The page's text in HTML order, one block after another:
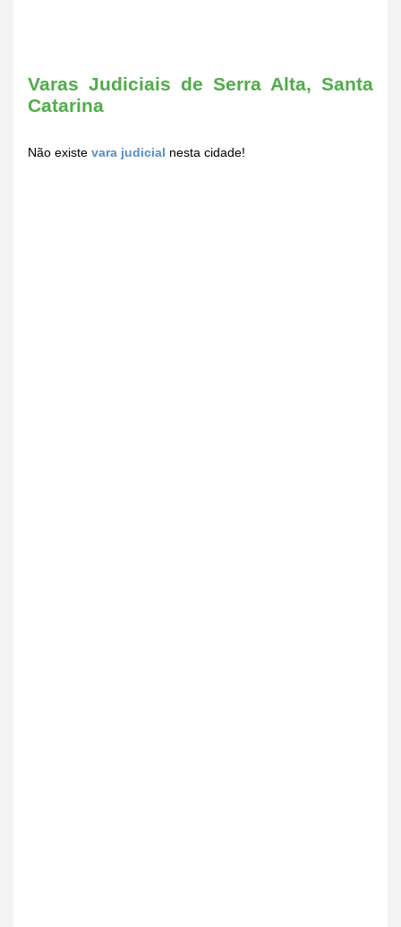
Varas Judiciais de Serra Alta, Santa
Catarina
Não existe vara judicial nesta cidade!